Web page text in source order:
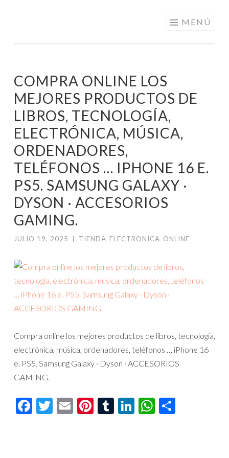
ANDORRA
MENÚ
COMPRA ONLINE LOS
MEJORES PRODUCTOS DE
LIBROS, TECNOLOGÍA,
ELECTRÓNICA, MÚSICA,
ORDENADORES,
TELÉFONOS … IPHONE 16 E.
PS5. SAMSUNG GALAXY ·
DYSON · ACCESORIOS
GAMING.
JULIO 19, 2025 TIENDA-ELECTRONICA-ONLINE
Compra online los mejores productos de libros, tecnología,
electrónica, música, ordenadores, teléfonos … iPhone 16
e. PS5. Samsung Galaxy · Dyson · ACCESORIOS
GAMING.
Facebook
Twitter
EmailPinterest
Tumblr
LinkedIn